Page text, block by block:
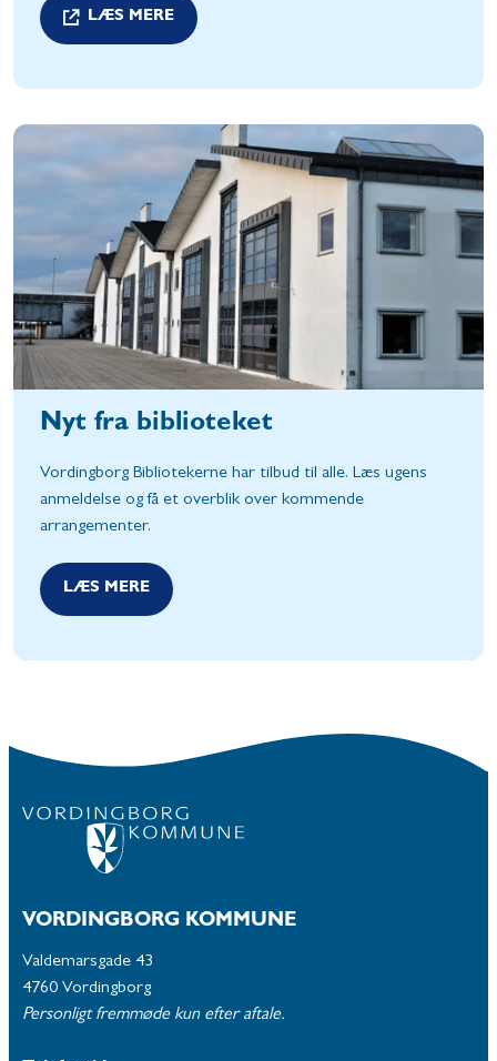
LÆS MERE
Nyt fra biblioteket
Vordingborg Bibliotekerne har tilbud til alle. Læs ugens
anmeldelse og få et overblik over kommende
arrangementer.
LÆS MERE
VORDINGBORG KOMMUNE
Valdemarsgade 43
4760 Vordingborg
Personligt fremmøde kun efter aftale.